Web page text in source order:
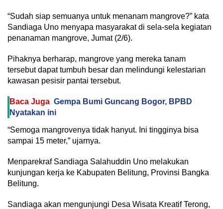
“Sudah siap semuanya untuk menanam mangrove?” kata
Sandiaga Uno menyapa masyarakat di sela-sela kegiatan
penanaman mangrove, Jumat (2/6).
Pihaknya berharap, mangrove yang mereka tanam
tersebut dapat tumbuh besar dan melindungi kelestarian
kawasan pesisir pantai tersebut.
Baca Juga Gempa Bumi Guncang Bogor, BPBD
Nyatakan ini
“Semoga mangrovenya tidak hanyut. Ini tingginya bisa
sampai 15 meter,” ujarnya.
Menparekraf Sandiaga Salahuddin Uno melakukan
kunjungan kerja ke Kabupaten Belitung, Provinsi Bangka
Belitung.
Sandiaga akan mengunjungi Desa Wisata Kreatif Terong,